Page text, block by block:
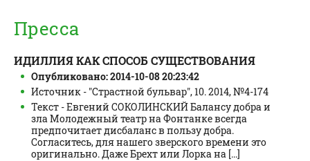
Пресса
ИДИЛЛИЯ КАК СПОСОБ СУЩЕСТВОВАНИЯ
Опубликовано: 2014-10-08 20:23:42
Источник - "Страстной бульвар", 10. 2014, №4-174
Текст - Евгений СОКОЛИНСКИЙ Балансу добра и
зла Молодежный театр на Фонтанке всегда
предпочитает дисбаланс в пользу добра.
Согласитесь, для нашего зверского времени это
оригинально. Даже Брехт или Лорка на [...]